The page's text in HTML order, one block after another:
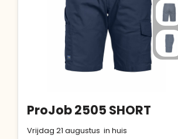
ProJob 2505 SHORT
Vrijdag 21 augustus in huis